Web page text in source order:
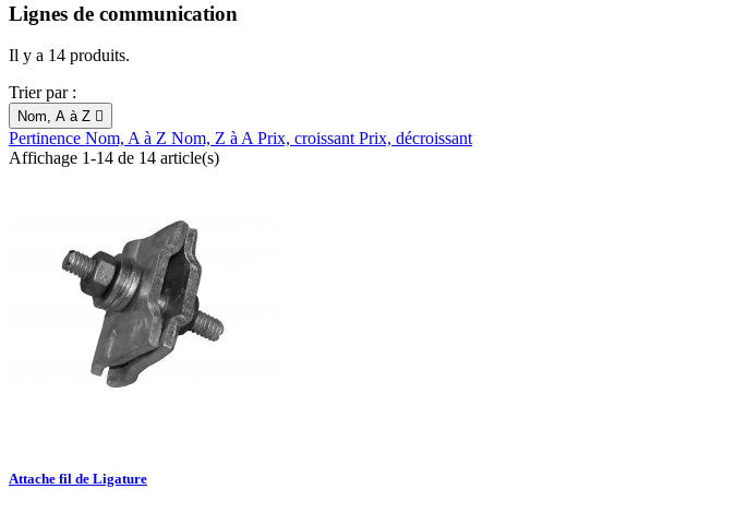
Lignes de communication
Il y a 14 produits.
Trier par :
Nom, A à Z 
Pertinence Nom, A à Z Nom, Z à APrix, croissantPrix, décroissant
Affichage 1-14 de 14 article(s)
Attache fil de Ligature